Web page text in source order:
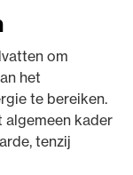
om
het
te bereiken.
kader
tenzij